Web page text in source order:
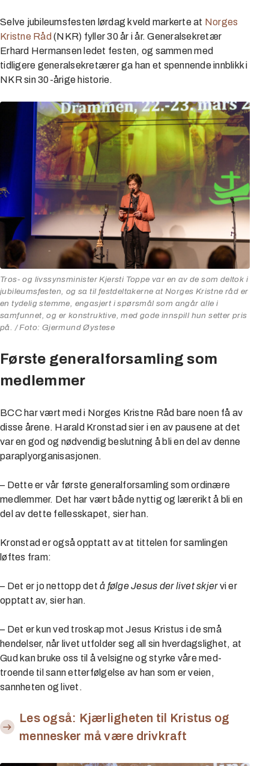
Selve jubileumsfesten lørdag kveld markerte at Norges
Kristne Råd (NKR) fyller 30 år i år. Generalsekretær
Erhard Hermansen ledet festen, og sammen med
tidligere generalsekretærer ga han et spennende innblikk i
NKR sin 30-årige historie.
Tros- og livssynsminister Kjersti Toppe var en av de som deltok i
jubileumsfesten, og sa til festdeltakerne at Norges Kristne råd er
en tydelig stemme, engasjert i spørsmål som angår alle i
samfunnet, og er konstruktive, med gode innspill hun setter pris
på.
/ Foto: Gjermund Øystese
Første generalforsamling som
medlemmer
BCC har vært med i Norges Kristne Råd bare noen få av
disse årene. Harald Kronstad sier i en av pausene at det
var en god og nødvendig beslutning å bli en del av denne
paraplyorganisasjonen.
– Dette er vår første generalforsamling som ordinære
medlemmer. Det har vært både nyttig og lærerikt å bli en
del av dette fellesskapet, sier han.
Kronstad er også opptatt av at tittelen for samlingen
løftes fram:
– Det er jo nettopp det å følge Jesus der livet skjervi er
opptatt av, sier han.
– Det er kun ved troskap mot Jesus Kristus i de små
hendelser, når livet utfolder seg all sin hverdagslighet, at
Gud kan bruke oss til å velsigne og styrke våre med-
troende til sann etterfølgelse av han som er veien,
sannheten og livet.
Les også: Kjærligheten til Kristus og
mennesker må være drivkraft